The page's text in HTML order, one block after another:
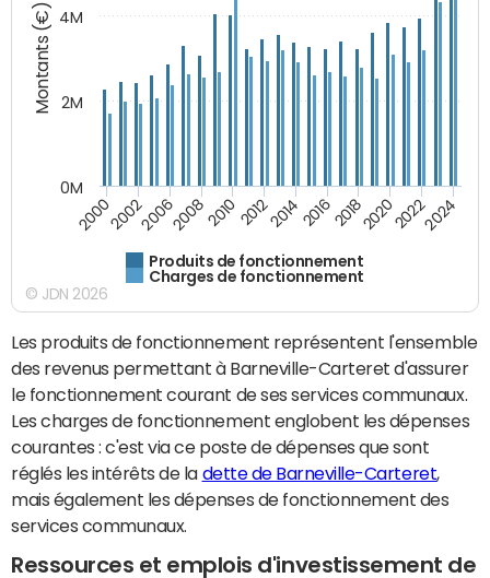
Montants (€)
Produits de fonctionnement
Charges de fonctionnement
20002002200620082010 2012201420162018202020222024
0M
2M
4M
© JDN 2026
Les produits de fonctionnement représentent l'ensemble
des revenus permettant à Barneville-Carteret d'assurer
le fonctionnement courant de ses services communaux.
Les charges de fonctionnement englobent les dépenses
courantes : c'est via ce poste de dépenses que sont
réglés les intérêts de la dette de Barneville-Carteret,
mais également les dépenses de fonctionnement des
services communaux.
Ressources et emplois d'investissement de